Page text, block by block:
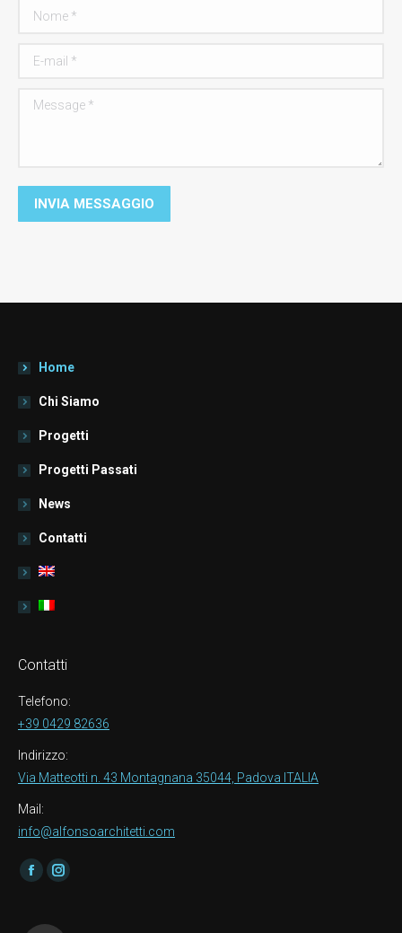
Nome *
E-mail *
Message *
INVIA MESSAGGIO
Home
Chi Siamo
Progetti
Progetti Passati
News
Contatti
Contatti
Telefono:
+39 0429 82636
Indirizzo:
Via Matteotti n. 43 Montagnana 35044, Padova ITALIA
Mail:
info@alfonsoarchitetti.com
Find us on:
FacebookInstagram